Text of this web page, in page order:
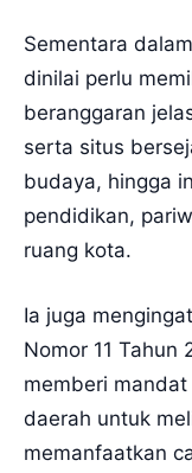
Sementara
dinilai perlu
beranggaran
serta situs
budaya, hingga
pendidikan,
ruang kota.
Ia juga
Nomor 11 Tahun
memberi
daerah untuk
memanfaatkan